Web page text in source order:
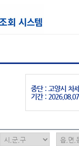
중단 : 고양시 차
기간 :